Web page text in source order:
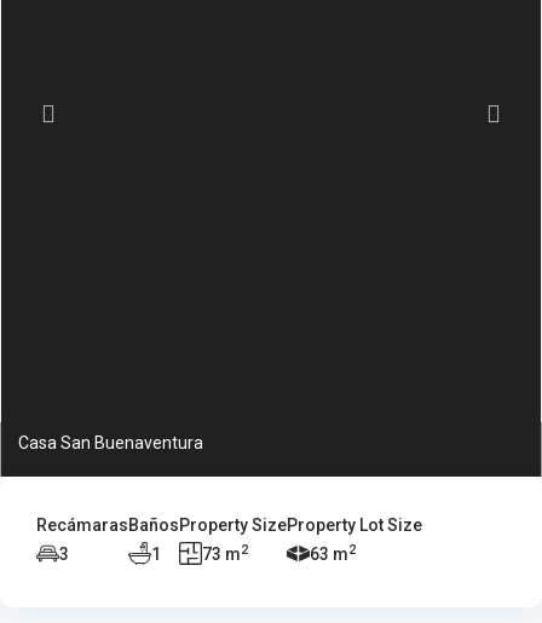
Casa San Buenaventura
Recámaras
3
Baños
1
Property Size
73 m2
Property Lot Size
63 m2